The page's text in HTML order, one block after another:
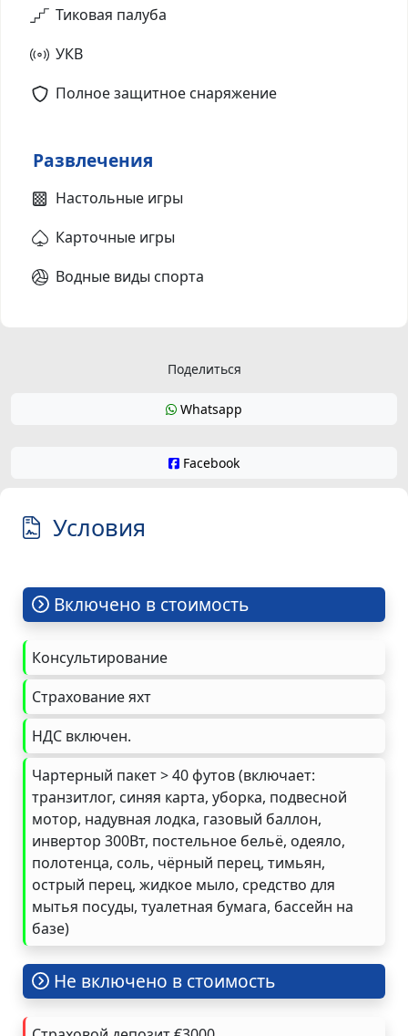
Тиковая палуба
УКВ
Полное защитное снаряжение
Развлечения
Настольные игры
Карточные игры
Водные виды спорта
Поделиться
Whatsapp
Facebook
Условия
Включено в стоимость
Консультирование
Страхование яхт
НДС включен.
Чартерный пакет > 40 футов (включает:
транзитлог, синяя карта, уборка, подвесной
мотор, надувная лодка, газовый баллон,
инвертор 300Вт, постельное бельё, одеяло,
полотенца, соль, чёрный перец, тимьян,
острый перец, жидкое мыло, средство для
мытья посуды, туалетная бумага, бассейн на
базе)
Не включено в стоимость